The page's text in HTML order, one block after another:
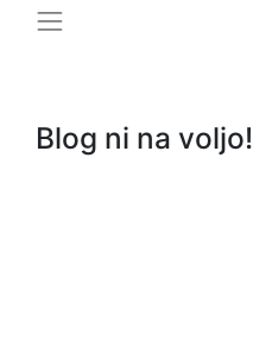
Blog ni na voljo!